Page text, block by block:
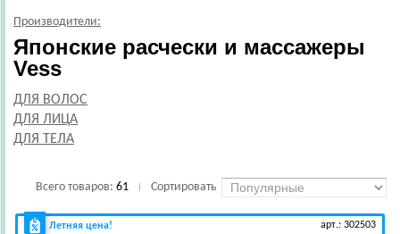
Производители:
Японские расчески и массажеры
Vess
ДЛЯ ВОЛОС
ДЛЯ ЛИЦА
ДЛЯ ТЕЛА
Всего товаров: 61 Сортировать
Летняя цена! арт.: 302503